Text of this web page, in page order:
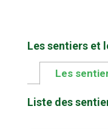
Les sentiers et
Les
Liste des